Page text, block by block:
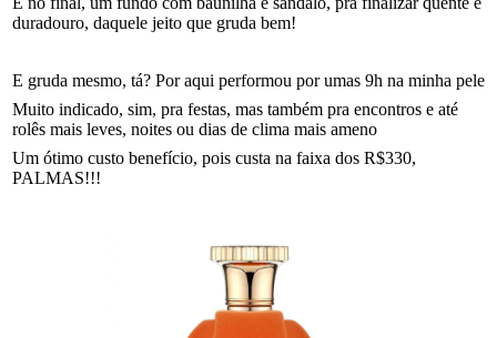
duradouro, daquele jeito que gruda bem!
E gruda mesmo, tá? Por aqui performou por umas 9h na minha pele
Muito indicado, sim, pra festas, mas também pra encontros e até
rolês mais leves, noites ou dias de clima mais ameno
Um ótimo custo benefício, pois custa na faixa dos R$330,
PALMAS!!!